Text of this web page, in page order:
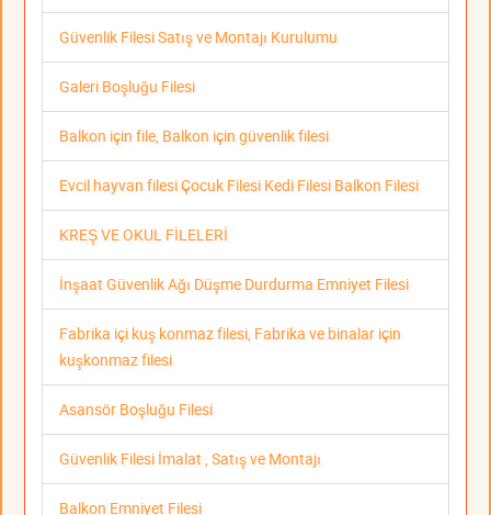
Güvenlik Filesi Satış ve Montajı Kurulumu
Galeri Boşluğu Filesi
Balkon için file, Balkon için güvenlik filesi
Evcil hayvan filesi Çocuk Filesi Kedi Filesi Balkon Filesi
KREŞ VE OKUL FİLELERİ
İnşaat Güvenlik Ağı Düşme Durdurma Emniyet Filesi
Fabrika içi kuş konmaz filesi, Fabrika ve binalar için
kuşkonmaz filesi
Asansör Boşluğu Filesi
Güvenlik Filesi İmalat , Satış ve Montajı
Balkon Emniyet Filesi